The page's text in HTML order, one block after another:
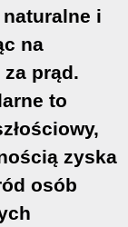
i
na
prąd.
to
zyska
osób